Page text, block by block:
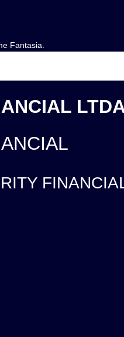
Fantasia.